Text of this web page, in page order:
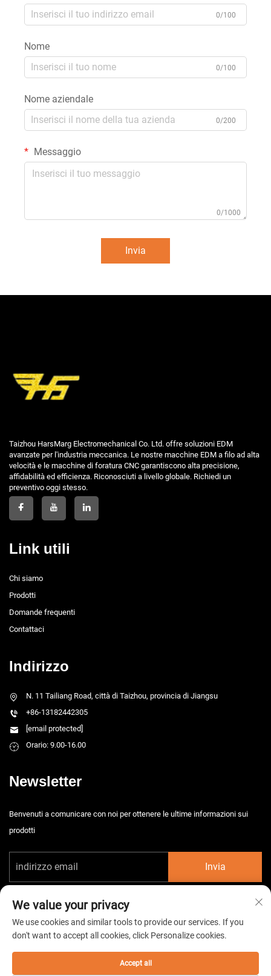
0/100
Nome
0/100
Nome aziendale
0/200
Messaggio
0/1000
Invia
Taizhou HarsMarg Electromechanical Co. Ltd. offre soluzioni EDM
avanzate per l'industria meccanica. Le nostre macchine EDM a filo ad alta
velocità e le macchine di foratura CNC garantiscono alta precisione,
affidabilità ed efficienza. Riconosciuti a livello globale. Richiedi un
preventivo oggi stesso.
Link utili
Chi siamo
Prodotti
Domande frequenti
Contattaci
Indirizzo
N. 11 Tailiang Road, città di Taizhou, provincia di Jiangsu
+86-13182442305
[email protected]
Orario: 9.00-16.00
Newsletter
Benvenuti a comunicare con noi per ottenere le ultime informazioni sui
prodotti
Invia
Tutti i diritti riservati. - Informativa sulla privacy
We value your privacy
We use cookies and similar tools to provide our services. If you
don't want to accept all cookies, click Personalize cookies.
Accept all